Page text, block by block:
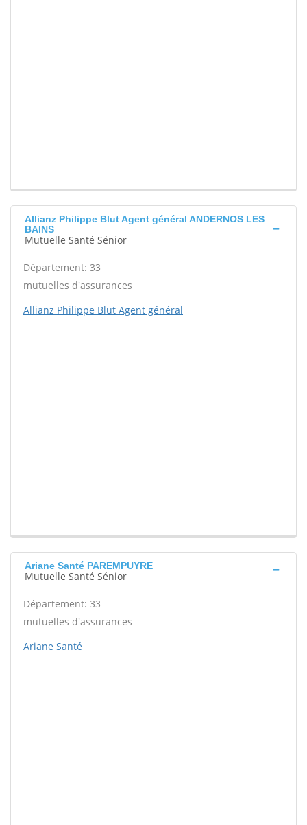
Allianz Philippe Blut Agent général ANDERNOS LES
BAINS
Mutuelle Santé Sénior
Département: 33
mutuelles d'assurances
Allianz Philippe Blut Agent général
Ariane Santé PAREMPUYRE
Mutuelle Santé Sénior
Département: 33
mutuelles d'assurances
Ariane Santé